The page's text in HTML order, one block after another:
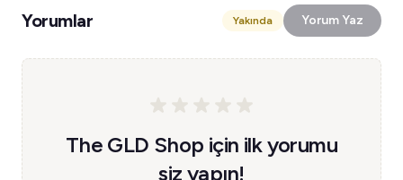
Yorumlar Yakında Yorum Yaz
The GLD Shop için ilk yorumu
siz yapın!